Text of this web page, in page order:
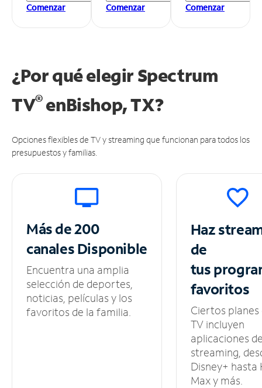
Comenzar
Comenzar
Comenzar
¿Por qué elegir Spectrum
TV®enBishop, TX?
Opciones flexibles de TV y streaming que funcionan para todos los
presupuestos y familias.
Más de 200
canalesDisponible
Encuentra una amplia
selección de deportes,
noticias, películas y los
favoritos de la familia.
Haz
de
tus
favoritos
Ciertos planes
TV incluyen
aplicaciones
streaming,
Disney+ hasta
Max y más.